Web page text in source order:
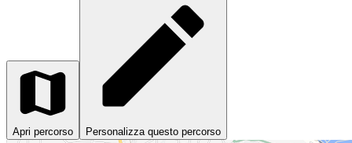
Apri percorso Personalizza questo percorso